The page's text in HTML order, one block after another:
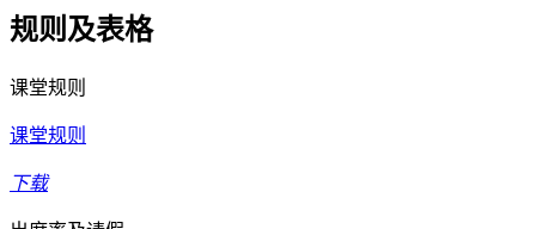
规则及表格
课堂规则
课堂规则
下载